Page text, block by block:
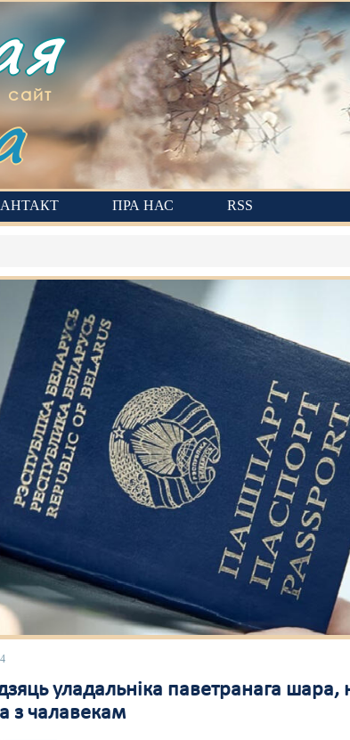
сайт
ПРА НАС RSS
уладальніка паветранага шара,
з чалавекам